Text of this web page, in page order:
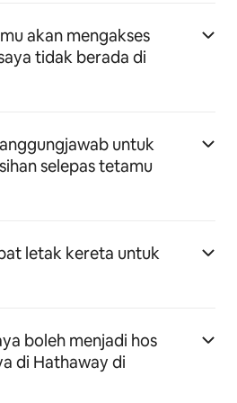
akan mengakses
tidak berada di
untuk
selepas tetamu
letak kereta untuk
boleh menjadi hos
di Hathaway di